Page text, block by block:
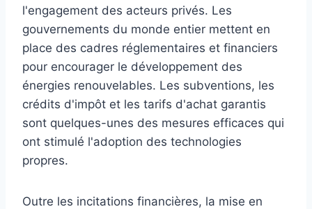
l'engagement des acteurs privés. Les
gouvernements du monde entier mettent en
place des cadres réglementaires et financiers
pour encourager le développement des
énergies renouvelables. Les subventions, les
crédits d'impôt et les tarifs d'achat garantis
sont quelques-unes des mesures efficaces qui
ont stimulé l'adoption des technologies
propres.
Outre les incitations financières, la mise en